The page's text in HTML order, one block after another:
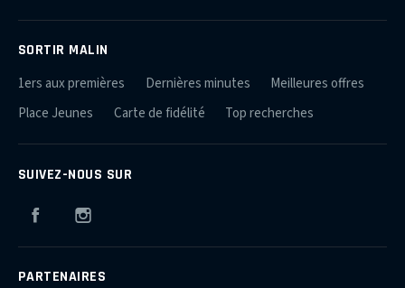
SORTIR MALIN
1ers aux premières Dernières minutes
Meilleures offres
Place Jeunes
Carte de fidélité Top recherches
SUIVEZ-NOUS SUR
Facebook
PARTENAIRES